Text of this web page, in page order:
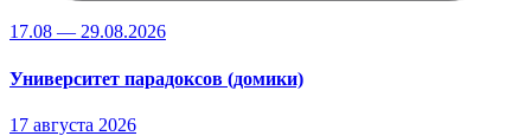
17.08 — 29.08.2026
Университет парадоксов (домики)
17 августа 2026